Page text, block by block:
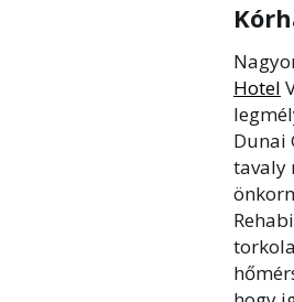
Hotel
Dunai
tavaly